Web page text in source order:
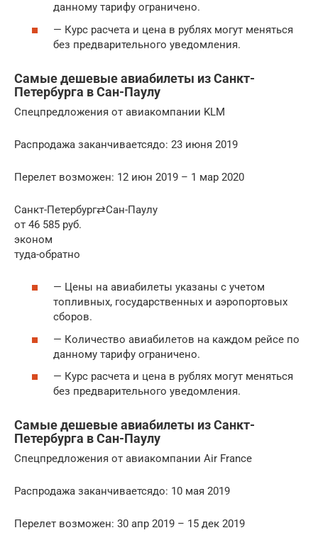
данному тарифу ограничено.
— Курс расчета и цена в рублях могут меняться
без предварительного уведомления.
Самые дешевые авиабилеты из Санкт-
Петербурга в Сан-Паулу
Спецпредложения от авиакомпании KLM
Распродажа заканчиваетсядо: 23 июня 2019
Перелет возможен: 12 июн 2019 – 1 мар 2020
Санкт-Петербург⇄Сан-Паулу
от 46 585 руб.
эконом
туда-обратно
— Цены на авиабилеты указаны с учетом
топливных, государственных и аэропортовых
сборов.
— Количество авиабилетов на каждом рейсе по
данному тарифу ограничено.
— Курс расчета и цена в рублях могут меняться
без предварительного уведомления.
Самые дешевые авиабилеты из Санкт-
Петербурга в Сан-Паулу
Спецпредложения от авиакомпании Air France
Распродажа заканчиваетсядо: 10 мая 2019
Перелет возможен: 30 апр 2019 – 15 дек 2019